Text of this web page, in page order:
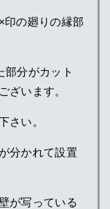
の廻りの縁部
分がカット
ざいます。
さい。
分かれて設置
が写っている